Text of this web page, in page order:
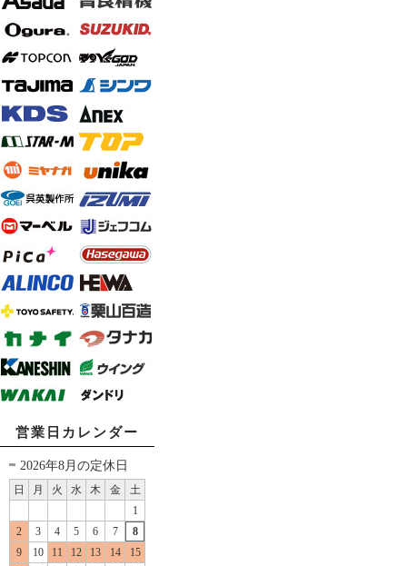
営業日カレンダー
2026年8月の定休日
日 月 火 水 木 金
土
1
2
3 4 5 6 7
8
9
10 11 12 13 14
15